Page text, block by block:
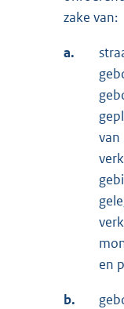
zake van:
a.
van
en
b.